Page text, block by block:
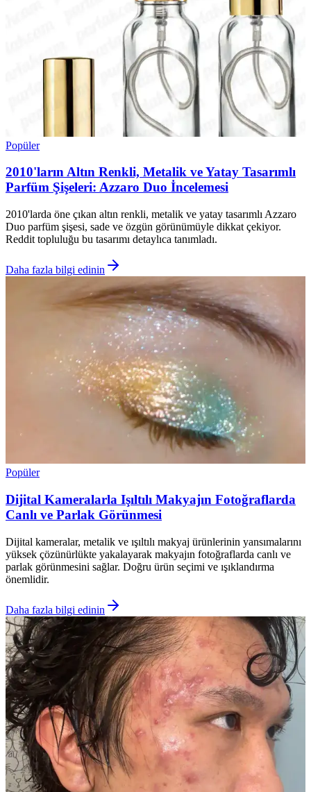
Popüler
2010'ların Altın Renkli, Metalik ve Yatay Tasarımlı
Parfüm Şişeleri: Azzaro Duo İncelemesi
2010'larda öne çıkan altın renkli, metalik ve yatay tasarımlı Azzaro
Duo parfüm şişesi, sade ve özgün görünümüyle dikkat çekiyor.
Reddit topluluğu bu tasarımı detaylıca tanımladı.
Daha fazla bilgi edinin
Popüler
Dijital Kameralarla Işıltılı Makyajın Fotoğraflarda
Canlı ve Parlak Görünmesi
Dijital kameralar, metalik ve ışıltılı makyaj ürünlerinin yansımalarını
yüksek çözünürlükte yakalayarak makyajın fotoğraflarda canlı ve
parlak görünmesini sağlar. Doğru ürün seçimi ve ışıklandırma
önemlidir.
Daha fazla bilgi edinin